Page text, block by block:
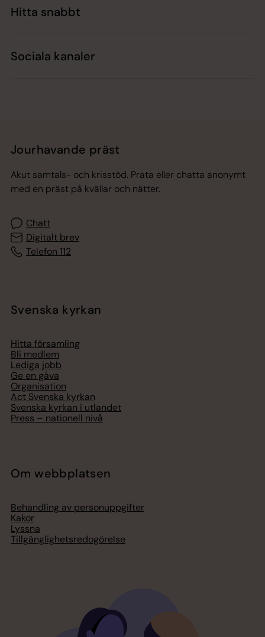
Hitta snabbt
Sociala kanaler
Jourhavande präst
Akut samtals- och krisstöd. Prata eller chatta anonymt
med en präst på kvällar och nätter.
Chatt
Digitalt brev
Telefon 112
Svenska kyrkan
Hitta församling
Bli medlem
Lediga jobb
Ge en gåva
Organisation
Act Svenska kyrkan
Svenska kyrkan i utlandet
Press – nationell nivå
Om webbplatsen
Behandling av personuppgifter
Kakor
Lyssna
Tillgänglighetsredogörelse